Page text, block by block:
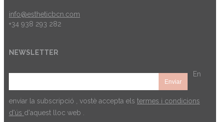
info@estheticbcn.com
+34 938 293 282
NEWSLETTER
En
enviar la subscripció , vostè accepta els termes i condicions
d'ús d'aquest lloc web .